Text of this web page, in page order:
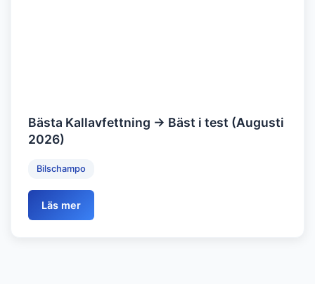
Bästa Kallavfettning → Bäst i test (Augusti
2026)
Bilschampo
Läs mer